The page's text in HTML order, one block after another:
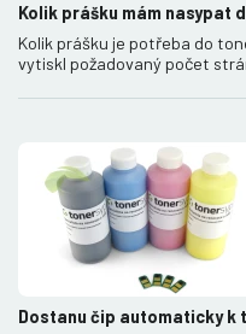
Kolik prášku mám nasypat
Kolik prášku je potřeba do
vytiskl požadovaný počet
Dostanu čip automaticky k